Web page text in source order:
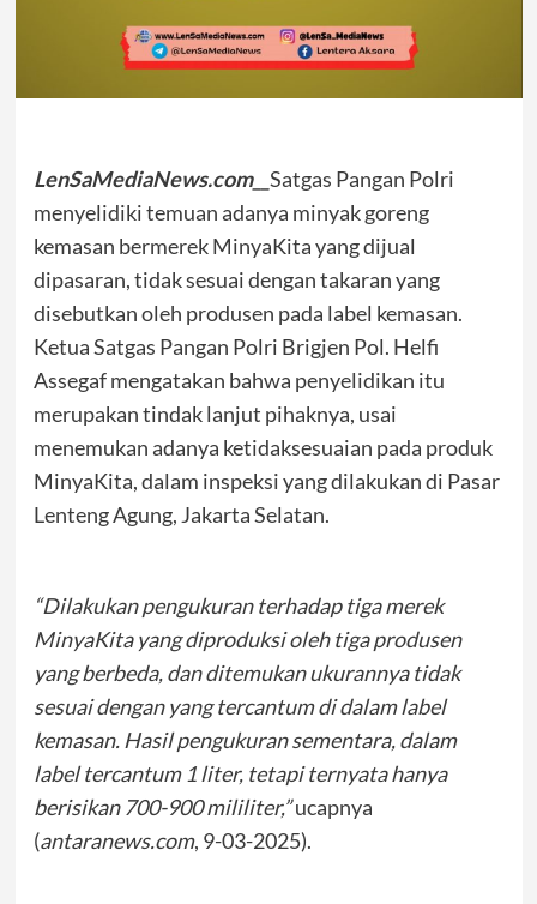
LenSaMediaNews.com__ Satgas Pangan Polri
menyelidiki temuan adanya minyak goreng
kemasan bermerek MinyaKita yang dijual
dipasaran, tidak sesuai dengan takaran yang
disebutkan oleh produsen pada label kemasan.
Ketua Satgas Pangan Polri Brigjen Pol. Helfi
Assegaf mengatakan bahwa penyelidikan itu
merupakan tindak lanjut pihaknya, usai
menemukan adanya ketidaksesuaian pada produk
MinyaKita, dalam inspeksi yang dilakukan di Pasar
Lenteng Agung, Jakarta Selatan.
“Dilakukan pengukuran terhadap tiga merek
MinyaKita yang diproduksi oleh tiga produsen
yang berbeda, dan ditemukan ukurannya tidak
sesuai dengan yang tercantum di dalam label
kemasan. Hasil pengukuran sementara, dalam
label tercantum 1 liter, tetapi ternyata hanya
berisikan 700-900 mililiter,”ucapnya
(antaranews.com, 9-03-2025).